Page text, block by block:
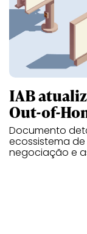
IAB
Out-of-
Documento
ecossistema
negociação e